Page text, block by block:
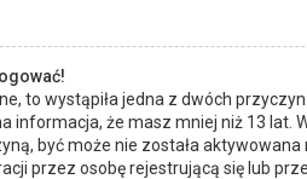
to wystąpiła jedna z dwóch
informacja, że masz mniej niż 13 lat.
być może nie została
przez osobę rejestrującą się lub